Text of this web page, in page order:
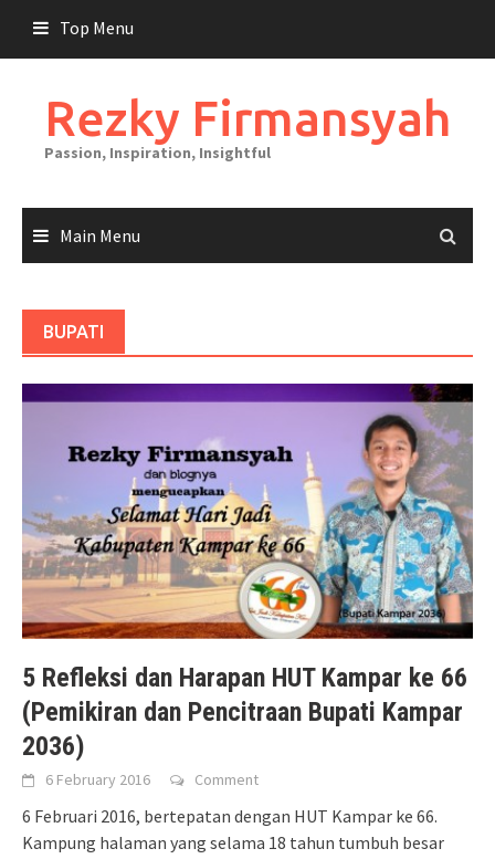
content
Top Menu
Rezky Firmansyah
Passion, Inspiration, Insightful
Main Menu
BUPATI
5 Refleksi dan Harapan HUT Kampar ke 66
(Pemikiran dan Pencitraan Bupati Kampar
2036)
6 February 2016 Comment
6 Februari 2016, bertepatan dengan HUT Kampar ke 66.
Kampung halaman yang selama 18 tahun tumbuh besar